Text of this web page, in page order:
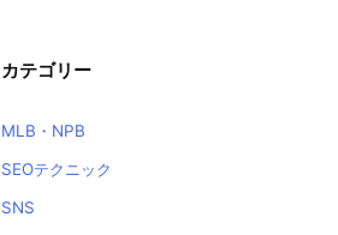
カテゴリー
MLB・NPB
SEOテクニック
SNS